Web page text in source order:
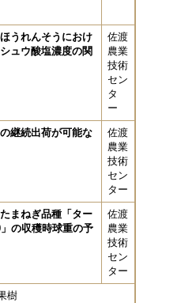
うれんそうにおけ
ュウ酸塩濃度の関
佐渡
農業
技術
セン
タ
ー
継続出荷が可能な
佐渡
農業
技術
セン
ター
まねぎ品種「ター
の収穫時球重の予
佐渡
農業
技術
セン
ター
樹